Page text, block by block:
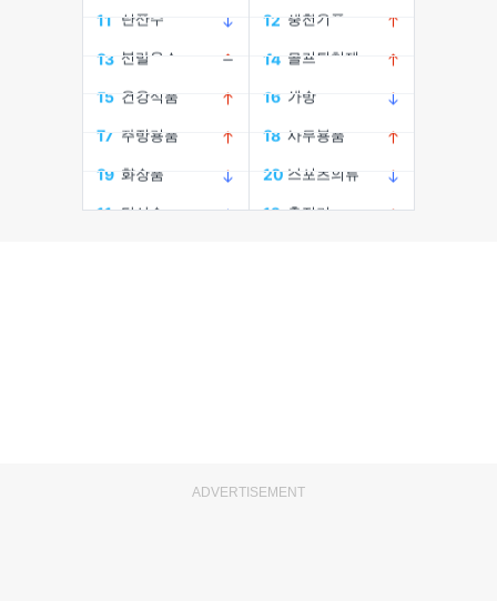
ADVERTISEMENT